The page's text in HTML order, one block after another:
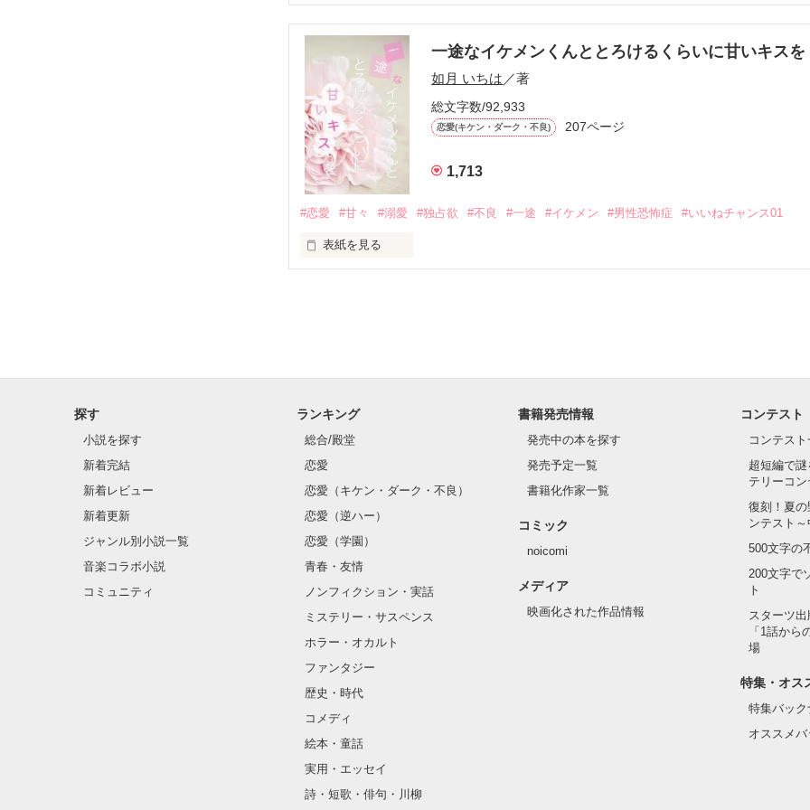
それは止まっていた恋が再び動き始める合図──。
✨.ﾟ･*..☆.｡.:*✨.☆.｡.:. *:ﾟ✨.ﾟ･*..☆.｡.:*✨
人見知りだけど優しい無自覚だけどモテる
冴木澪-SaekiMio
×
基本女子に冷たいのに澪にはわんこ男子になる
篠宮光-ShinomiyaHikaru
✨.ﾟ･*..☆.｡.:*✨.☆.｡.:. *:ﾟ✨.ﾟ･*..☆.｡.:*✨
一途なイケメンくんととろけるくらいに甘いキスを
如月 いちは／著
総文字数/92,933
恋愛(キケン・ダーク・不良) 207ページ
1,713
#恋愛 #甘々 #溺愛 #独占欲 #不良 #一途 #イケメン #男性恐怖症 #いいねチャンス01
表紙を見る
クラス替えをして隣の席になったのは────
金髪に近い明るい髪色
片耳には琥珀色のピアス
ほとんど笑顔なんて見せたことがなくてぶっきらぼう
そんな性格と見た目のせいで学校中のみんなから
怖くて近づいてはいけない人だと思っていたのに
探す
小説を探す
新着完結
新着レビュー
新着更新
ジャンル別小説一覧
音楽コラボ小説
コミュニティ
ランキング
総合/殿堂
恋愛
恋愛（キケン・ダーク・不良）
恋愛（逆ハー）
恋愛（学園）
青春・友情
ノンフィクション・実話
ミステリー・サスペンス
ホラー・オカルト
ファンタジー
歴史・時代
コメディ
絵本・童話
実用・エッセイ
詩・短歌・俳句・川柳
書籍発売情報
発売中の本を探す
発売予定一覧
書籍化作家一覧
コミック
noicomi
メディア
映画化された作品情報
コンテスト
コンテス
超短編で
テリーコ
復刻！夏
ンテスト
500文字の
200文字で
ト
スターツ
「1話から
場
特集・オス
特集バッ
オススメ